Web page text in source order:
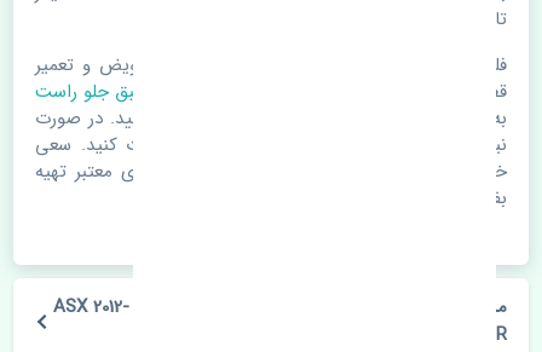
تاثیر مستقیم دارد.
فلذا در صورت خرابی در اسرع زمان نسبت به تعویض و تعمیر
قطعات یدکی اقدام فرمایید. در زمان
خرید سیبک طبق جلو راست
به اصلی بودن و کیفیت قطعات بسیار توجه بفرمایید. در صورت
نیاز با مکانیک و کارشناسان در این زمینه مشورت کنید. سعی
خود را بفرمایید تا قطعات یدکی را از فروشگاه های معتبر تهیه
بفرمایید.
مشخصات فنی سیبک طبق جلو راست میتسوبیشی ASX 2012-
2015 CTR کره